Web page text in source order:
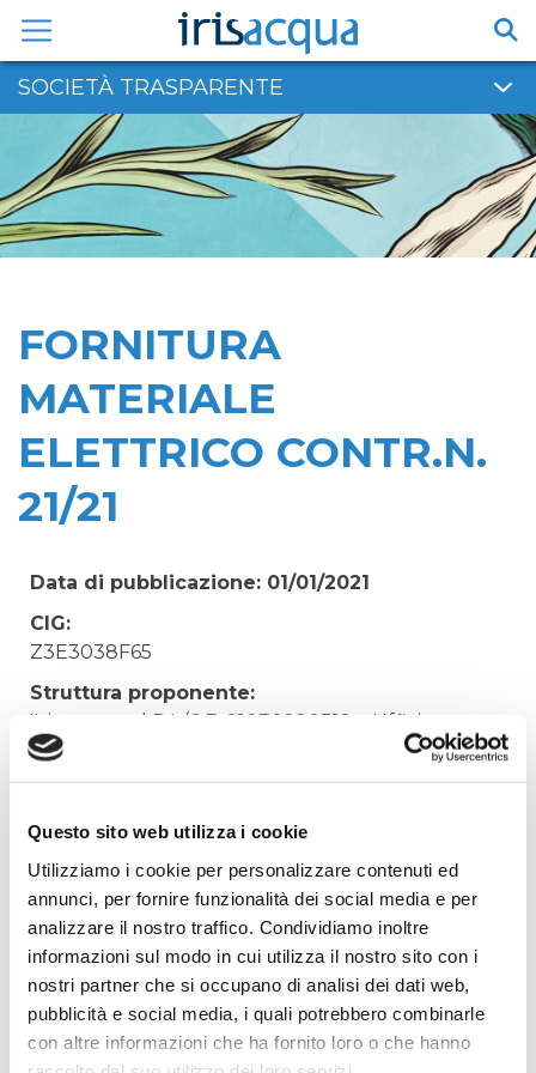
Questo sito web utilizza i cookie
Utilizziamo i cookie per personalizzare contenuti ed
annunci, per fornire funzionalità dei social media e per
analizzare il nostro traffico. Condividiamo inoltre
informazioni sul modo in cui utilizza il nostro sito con i
nostri partner che si occupano di analisi dei dati web,
pubblicità e social media, i quali potrebbero combinarle
con altre informazioni che ha fornito loro o che hanno
contenuto
SOCIETÀ TRASPARENTE
FORNITURA
MATERIALE
ELETTRICO CONTR.N.
21/21
Data di pubblicazione: 01/01/2021
CIG:
Z3E3038F65
Struttura proponente:
'Irisacqua srl P.I./C.F. 01070220312. - Ufficio
Tecnico
Oggetto:
FORNITURA MATERIALE ELETTRICO CONTR.N.
21/21
Elenco operatori invitati:
Codice Fiscale:
Procedura di scelta:
Affidamento ai sensi del Regolamento Generale
Aziendale per Lavori Servizi e Forniture